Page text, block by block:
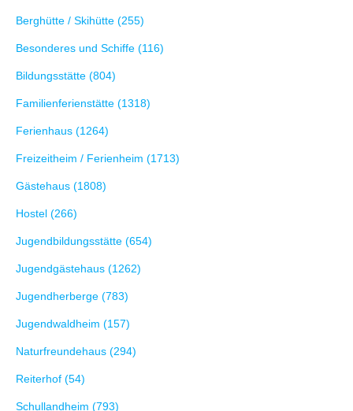
Berghütte / Skihütte (255)
Besonderes und Schiffe (116)
Bildungsstätte (804)
Familienferienstätte (1318)
Ferienhaus (1264)
Freizeitheim / Ferienheim (1713)
Gästehaus (1808)
Hostel (266)
Jugendbildungsstätte (654)
Jugendgästehaus (1262)
Jugendherberge (783)
Jugendwaldheim (157)
Naturfreundehaus (294)
Reiterhof (54)
Schullandheim (793)